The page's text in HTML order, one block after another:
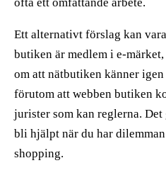
Ett alternativt förslag kan
butiken är medlem i e-
om att nätbutiken känner
förutom att webben butiken
jurister som kan reglerna.
bli hjälpt när du har
shopping.